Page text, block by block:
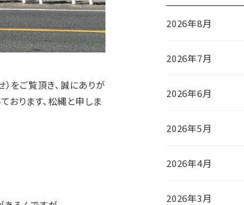
をご覧頂き、誠にありが
おります、松縄と申しま
2026年8月
2026年7月
2026年6月
2026年5月
2026年4月
2026年3月